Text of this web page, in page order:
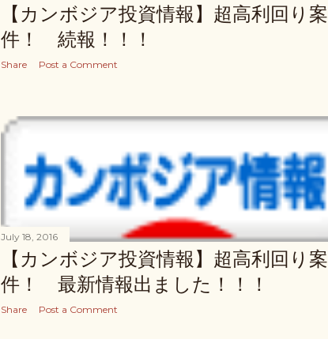
【カンボジア投資情報】超高利回り案
件！ 続報！！！
Share Post a Comment
July 18, 2016
【カンボジア投資情報】超高利回り案
件！ 最新情報出ました！！！
Share Post a Comment